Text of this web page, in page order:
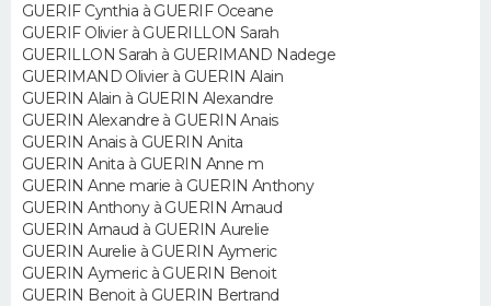
Mobiles
Meilleur smartphone
Internet
Ordinateurs
Jeux vidéo
Guide high-tech
+
BRICOLAGE
Forum
Aménagement intérieur
Extérieur
Cuisine
Salle de bains
Jardinage
Rangement
WEEK-END
Guides de France
Escapades
Patrimoine
Expositions
Musées
Week-end nature
+
LIFESTYLE
Art de vivre
Bien-être
Loisirs
Mode
Modes de vie
SANTE
Alimentation
Guide de la santé
Maladies
Médicaments
Sommeil
VOYAGE
Destinations
City break
Voyage nature
Voyage de noces
Forum
Climat
+
PHOTO
GUERIF Cynthia à GUERIF Oceane
GUERIF Olivier à GUERILLON Sarah
GUERILLON Sarah à GUERIMAND Nadege
GUERIMAND Olivier à GUERIN Alain
GUERIN Alain à GUERIN Alexandre
GUERIN Alexandre à GUERIN Anais
GUERIN Anais à GUERIN Anita
GUERIN Anita à GUERIN Anne m
GUERIN Anne marie à GUERIN Anthony
GUERIN Anthony à GUERIN Arnaud
GUERIN Arnaud à GUERIN Aurelie
GUERIN Aurelie à GUERIN Aymeric
GUERIN Aymeric à GUERIN Benoit
GUERIN Benoit à GUERIN Bertrand